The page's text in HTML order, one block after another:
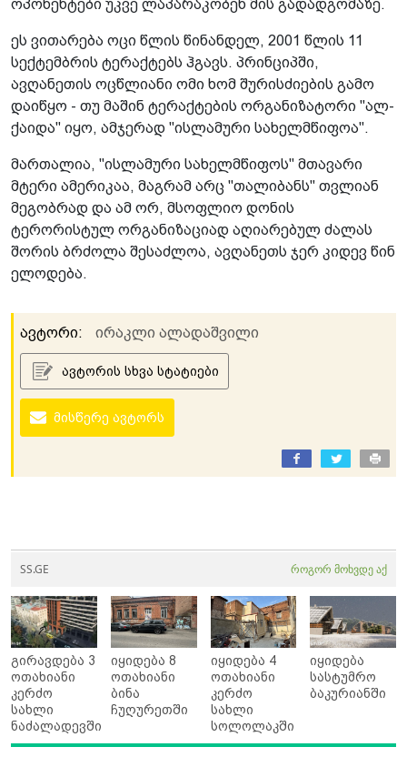
ოპონენტები უკვე ლაპარაკობენ მის გადადგომაზე.
ეს ვითარება ოცი წლის წინანდელ, 2001 წლის 11
სექტემბრის ტერაქტებს ჰგავს. პრინციპში,
ავღანეთის ოცწლიანი ომი ხომ შურისძიების გამო
დაიწყო - თუ მაშინ ტერაქტების ორგანიზატორი "ალ-
ქაიდა" იყო, ამჯერად "ისლამური სახელმწიფოა".
მართალია, "ისლამური სახელმწიფოს" მთავარი
მტერი ამერიკაა, მაგრამ არც "თალიბანს" თვლიან
მეგობრად და ამ ორ, მსოფლიო დონის
ტერორისტულ ორგანიზაციად აღიარებულ ძალას
შორის ბრძოლა შესაძლოა, ავღანეთს ჯერ კიდევ წინ
ელოდება.
ავტორი: ირაკლი ალადაშვილი
ავტორის სხვა სტატიები
მისწერე ავტორს
SS.GE როგორ მოხვდე აქ
გირავდება 3
ოთახიანი
კერძო
სახლი
ნაძალადევში
იყიდება 8
ოთახიანი
ბინა
ჩუღურეთში
იყიდება 4
ოთახიანი
კერძო
სახლი
სოლოლაკში
იყიდება
სასტუმრო
ბაკურიანში